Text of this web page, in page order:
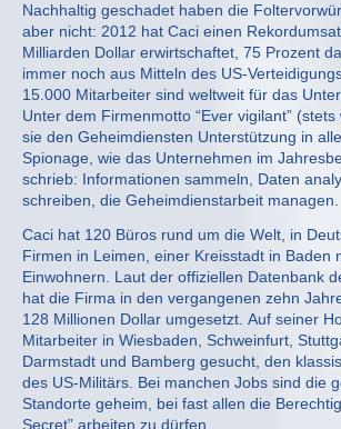
Nachhaltig geschadet haben die
aber nicht: 2012 hat Caci einen
Milliarden Dollar erwirtschaftet, 75 Prozent
immer noch aus Mitteln des US-
15.000 Mitarbeiter sind weltweit für das
Unter dem Firmenmotto “Ever vigilant”
sie den Geheimdiensten Unterstützung in
Spionage, wie das Unternehmen im
schrieb: Informationen sammeln, Daten
schreiben, die Geheimdienstarbeit managen.
Caci hat 120 Büros rund um die Welt, in
Firmen in Leimen, einer Kreisstadt in Baden
Einwohnern. Laut der offiziellen Datenbank
hat die Firma in den vergangenen zehn
128 Millionen Dollar umgesetzt. Auf seiner
Mitarbeiter in Wiesbaden, Schweinfurt,
Darmstadt und Bamberg gesucht, den
des US-Militärs. Bei manchen Jobs sind die
Standorte geheim, bei fast allen die
Secret” arbeiten zu dürfen.